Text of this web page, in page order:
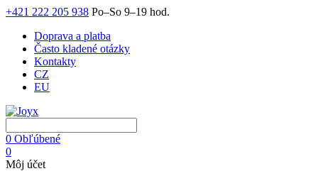
+421 222 205 938 Po–So 9–19 hod.
Doprava a platba
Často kladené otázky
Kontakty
CZ
EU
0 Obľúbené
0
Môj účet